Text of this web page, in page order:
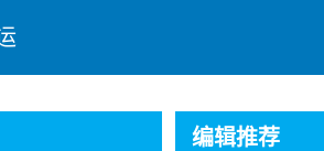
编辑推荐